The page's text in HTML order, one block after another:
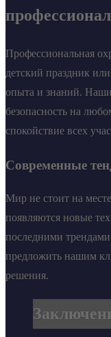
Профессиональная
детский праздник
опыта и знаний. Наши
безопасность на
спокойствие всех
Современные
Мир не стоит на
появляются новые
последними
предложить нашим
решения.